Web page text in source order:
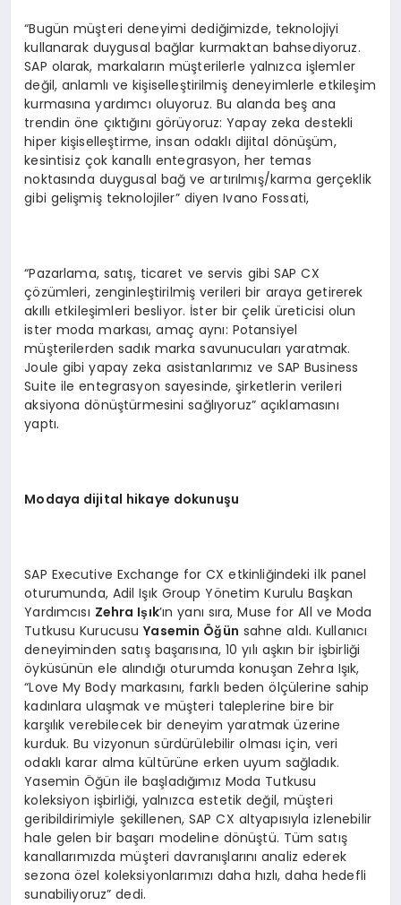
“Bugün müşteri deneyimi dediğimizde, teknolojiyi
kullanarak duygusal bağlar kurmaktan bahsediyoruz.
SAP olarak, markaların müşterilerle yalnızca işlemler
değil, anlamlı ve kişiselleştirilmiş deneyimlerle etkileşim
kurmasına yardımcı oluyoruz. Bu alanda beş ana
trendin öne çıktığını görüyoruz: Yapay zeka destekli
hiper kişiselleştirme, insan odaklı dijital dönüşüm,
kesintisiz çok kanallı entegrasyon, her temas
noktasında duygusal bağ ve artırılmış/karma gerçeklik
gibi gelişmiş teknolojiler” diyen Ivano Fossati,
“Pazarlama, satış, ticaret ve servis gibi SAP CX
çözümleri, zenginleştirilmiş verileri bir araya getirerek
akıllı etkileşimleri besliyor. İster bir çelik üreticisi olun
ister moda markası, amaç aynı: Potansiyel
müşterilerden sadık marka savunucuları yaratmak.
Joule gibi yapay zeka asistanlarımız ve SAP Business
Suite ile entegrasyon sayesinde, şirketlerin verileri
aksiyona dönüştürmesini sağlıyoruz” açıklamasını
yaptı.
Modaya dijital hikaye dokunuşu
SAP Executive Exchange for CX etkinliğindeki ilk panel
oturumunda, Adil Işık Group Yönetim Kurulu Başkan
Yardımcısı Zehra Işık’ın yanı sıra, Muse for All ve Moda
Tutkusu KurucusuYasemin Öğün sahne aldı. Kullanıcı
deneyiminden satış başarısına, 10 yılı aşkın bir işbirliği
öyküsünün ele alındığı oturumda konuşan Zehra Işık,
“Love My Body markasını, farklı beden ölçülerine sahip
kadınlara ulaşmak ve müşteri taleplerine bire bir
karşılık verebilecek bir deneyim yaratmak üzerine
kurduk. Bu vizyonun sürdürülebilir olması için, veri
odaklı karar alma kültürüne erken uyum sağladık.
Yasemin Öğün ile başladığımız Moda Tutkusu
koleksiyon işbirliği, yalnızca estetik değil, müşteri
geribildirimiyle şekillenen, SAP CX altyapısıyla izlenebilir
hale gelen bir başarı modeline dönüştü. Tüm satış
kanallarımızda müşteri davranışlarını analiz ederek
sezona özel koleksiyonlarımızı daha hızlı, daha hedefli
sunabiliyoruz” dedi.